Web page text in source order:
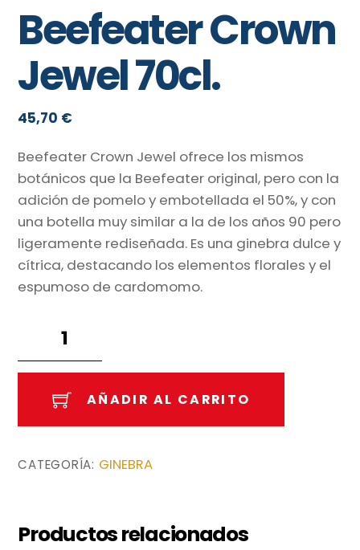
Beefeater Crown
Jewel 70cl.
45,70 €
Beefeater Crown Jewel ofrece los mismos
botánicos que la Beefeater original, pero con la
adición de pomelo y embotellada el 50%, y con
una botella muy similar a la de los años 90 pero
ligeramente rediseñada. Es una ginebra dulce y
cítrica, destacando los elementos florales y el
espumoso de cardomomo.
Jewel
cantidad
AÑADIR AL CARRITO
CATEGORÍA: GINEBRA
Productos relacionados